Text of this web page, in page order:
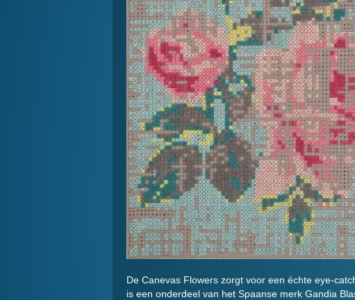
De Canevas Flowers zorgt voor een échte eye-
is een onderdeel van het Spaanse merk Gandia